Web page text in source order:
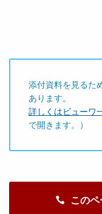
添付資料を見るた
あります。
詳しくはビューワ
で開きます。）
この